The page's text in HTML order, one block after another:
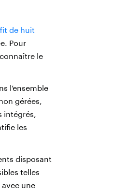
de huit
Pour
le
l’ensemble
gérées,
intégrés,
les
disposant
telles
une